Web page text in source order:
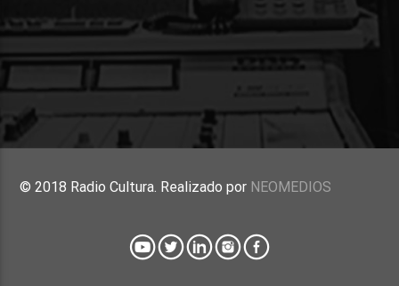
© 2018 Radio Cultura. Realizado por NEOMEDIOS